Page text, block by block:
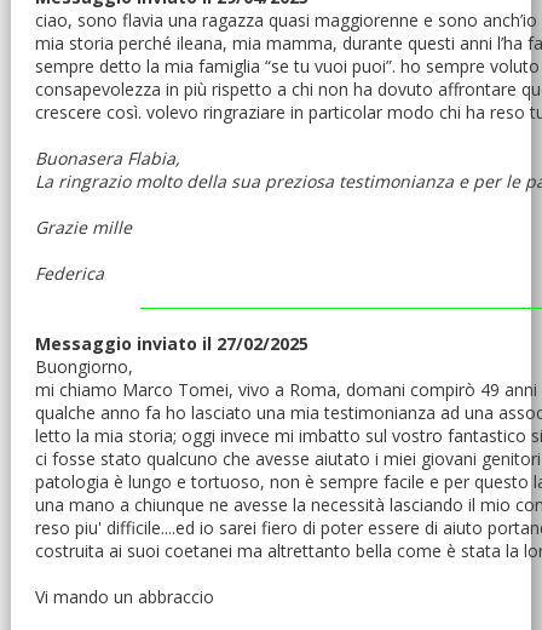
ciao, sono flavia una ragazza quasi maggiorenne e sono
mia storia perché ileana, mia mamma, durante questi anni
sempre detto la mia famiglia “se tu vuoi puoi”. ho sempre
consapevolezza in più rispetto a chi non ha dovuto affrontare
crescere così. volevo ringraziare in particolar modo chi ha
Buonasera Flabia,
La ringrazio molto della sua preziosa testimonianza e per le
Grazie mille
Federica
Messaggio inviato il 27/02/2025
Buongiorno,
mi chiamo Marco Tomei, vivo a Roma, domani compirò 49
qualche anno fa ho lasciato una mia testimonianza ad una
letto la mia storia; oggi invece mi imbatto sul vostro fantastico
ci fosse stato qualcuno che avesse aiutato i miei giovani
patologia è lungo e tortuoso, non è sempre facile e per questo
una mano a chiunque ne avesse la necessità lasciando il mio
reso piu' difficile....ed io sarei fiero di poter essere di aiuto
costruita ai suoi coetanei ma altrettanto bella come è stata la
Vi mando un abbraccio